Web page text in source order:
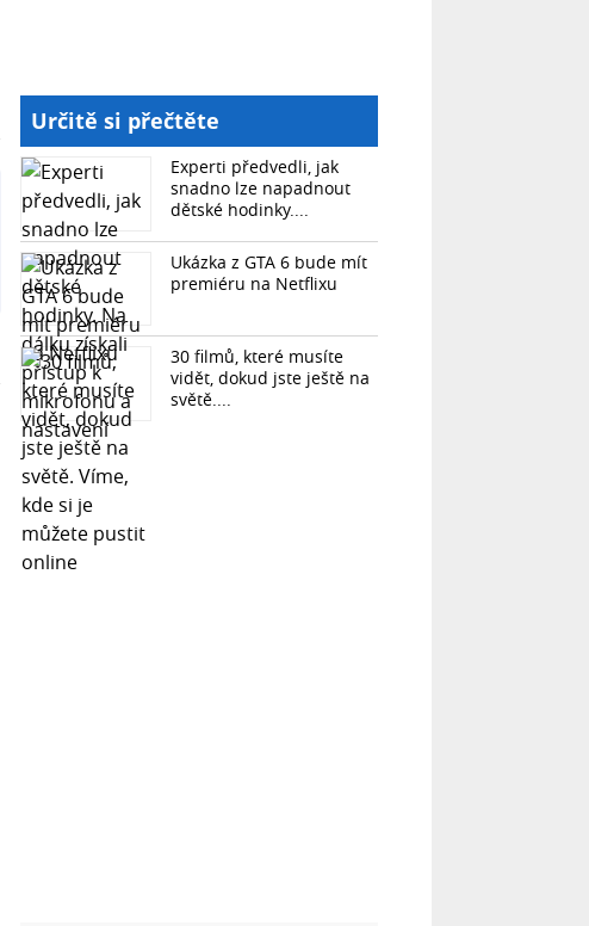
Určitě si přečtěte
Experti předvedli, jak
snadno lze napadnout
dětské hodinky....
Ukázka z GTA 6 bude mít
premiéru na Netflixu
30 filmů, které musíte
vidět, dokud jste ještě na
světě....